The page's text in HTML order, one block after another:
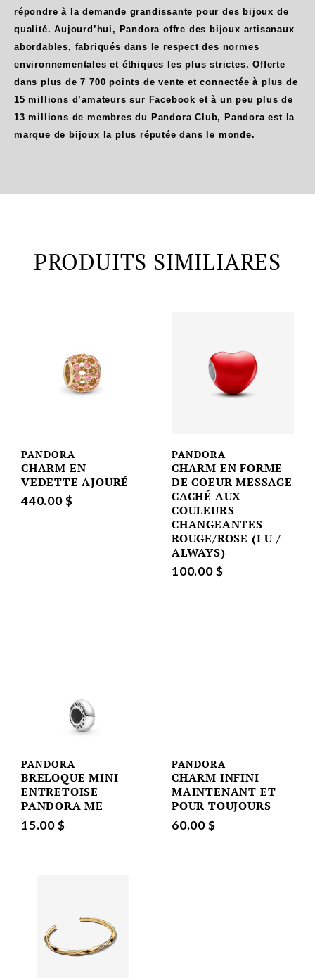
répondre à la demande grandissante pour des bijoux de
qualité. Aujourd’hui, Pandora offre des bijoux artisanaux
abordables, fabriqués dans le respect des normes
environnementales et éthiques les plus strictes. Offerte
dans plus de 7 700 points de vente et connectée à plus de
15 millions d’amateurs sur Facebook et à un peu plus de
13 millions de membres du Pandora Club, Pandora est la
marque de bijoux la plus réputée dans le monde.
PRODUITS SIMILIARES
PANDORA
CHARM EN
VEDETTE AJOURÉ
440.00 $
PANDORA
CHARM EN FORME
DE COEUR MESSAGE
CACHÉ AUX
COULEURS
CHANGEANTES
ROUGE/ROSE (I U /
ALWAYS)
100.00 $
PANDORA
BRELOQUE MINI
ENTRETOISE
PANDORA ME
15.00 $
PANDORA
CHARM INFINI
MAINTENANT ET
POUR TOUJOURS
60.00 $